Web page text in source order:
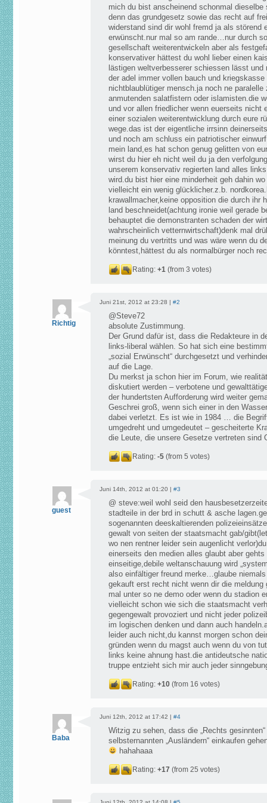
mich du bist anscheinend schonmal
denn das grundgesetz sowie das recht auf
widerstand sind dir wohl fremd ja als störend
erwünscht.nur mal so am rande…nur durch
gesellschaft weiterentwickeln aber als
konservativer hättest du wohl lieber einen
lästigen weltverbesserer schiessen lässt und
der adel immer vollen bauch und
nichtblaublütiger mensch.ja noch ne
anmutenden salatfistern oder islamisten.die
und vor allen friedlicher wenn euerseits nicht
einer sozialen weiterentwicklung durch eure
wege.das ist der eigentliche irrsinn
und noch am schluss ein patriotischer
mein land,es hat schon genug gelitten von
wirst du hier eh nicht weil du ja den
unserem konservativ regierten land alles
wird.du bist hier eine minderheit geh dahin
vielleicht ein wenig glücklicher.z.b.
krawallmacher,keine opposition die durch ihr
land beschneidet(achtung ironie weil gerade
behauptet die demonstranten schaden der
wahrscheinlich vetternwirtschaft)denk mal
meinung du vertritts und was wäre wenn du
könntest,hättest du als normalbürger noch
Rating: +1 (from 3 votes)
Richtig
Juni 21st, 2012 at 23:28 | #2
@Steve72
absolute Zustimmung.
Der Grund dafür ist, dass die Redakteure in
links-liberal wählen. So hat sich eine
„sozial Erwünscht“ durchgesetzt und
auf die Lage.
Du merkst ja schon hier im Forum, wie
diskutiert werden – verbotene und
der hundertsten Aufforderung wird weiter
Geschrei groß, wenn sich einer in den
dabei verletzt. Es ist wie in 1984 … die
umgedreht und umgedeutet – gescheiterte
die Leute, die unsere Gesetze vertreten sind
Rating: -5 (from 5 votes)
guest
Juni 14th, 2012 at 01:20 | #3
@ steve:weil wohl seid den
stadteile in der brd in schutt & asche
sogenannten deeskaltierenden
gewalt von seiten der staatsmacht gab/
wo nen rentner leider sein augenlicht
einerseits den medien alles glaubt aber gehts
einseitige,debile weltanschauung wird
also einfältiger freund merke…glaube
gekauft erst recht nicht wenn dir die
mal unter so ne demo oder wenn du stadion
vielleicht schon wie sich die staatsmacht
gegengewalt provoziert und nicht jeder
im logischen denken und dann auch
leider auch nicht,du kannst morgen schon
gründen wenn du magst auch wenn du von
links keine ahnung hast.die antideutsche
truppe entzieht sich mir auch jeder
Rating: +10 (from 16 votes)
Baba
Juni 12th, 2012 at 17:42 | #4
Witzig zu sehen, dass die „Rechts
selbsternannten „Ausländern“ einkaufen
hahahaaa
Rating: +17 (from 25 votes)